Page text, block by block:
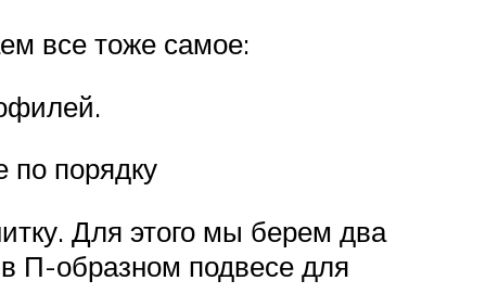
все тоже самое:
по порядку
Для этого мы берем два
П-образном подвесе для